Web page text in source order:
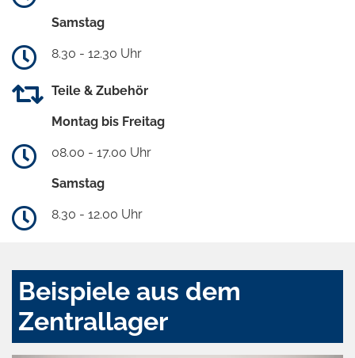
Samstag
8.30 - 12.30 Uhr
Teile & Zubehör
Montag bis Freitag
08.00 - 17.00 Uhr
Samstag
8.30 - 12.00 Uhr
Beispiele aus dem
Zentrallager